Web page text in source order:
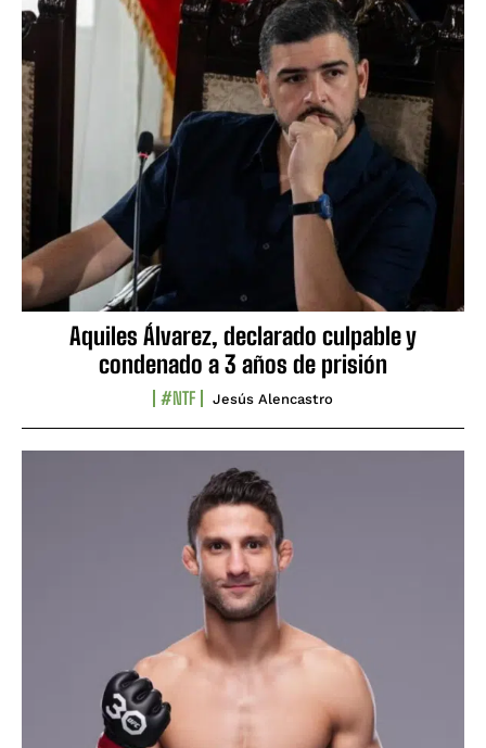
Aquiles Álvarez, declarado culpable y
condenado a 3 años de prisión
#NTF Jesús Alencastro